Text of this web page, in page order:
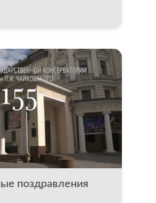
поздравления